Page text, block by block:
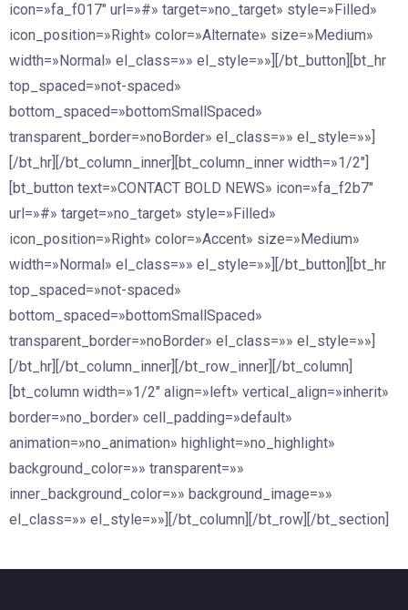
icon=»fa_f017″ url=»#» target=»no_target» style=»Filled»
icon_position=»Right» color=»Alternate» size=»Medium»
width=»Normal» el_class=»» el_style=»»][/bt_button][bt_hr
top_spaced=»not-spaced»
bottom_spaced=»bottomSmallSpaced»
transparent_border=»noBorder» el_class=»» el_style=»»]
[/bt_hr][/bt_column_inner][bt_column_inner width=»1/2″]
[bt_button text=»CONTACT BOLD NEWS» icon=»fa_f2b7″
url=»#» target=»no_target» style=»Filled»
icon_position=»Right» color=»Accent» size=»Medium»
width=»Normal» el_class=»» el_style=»»][/bt_button][bt_hr
top_spaced=»not-spaced»
bottom_spaced=»bottomSmallSpaced»
transparent_border=»noBorder» el_class=»» el_style=»»]
[/bt_hr][/bt_column_inner][/bt_row_inner][/bt_column]
[bt_column width=»1/2″ align=»left» vertical_align=»inherit»
border=»no_border» cell_padding=»default»
animation=»no_animation» highlight=»no_highlight»
background_color=»» transparent=»»
inner_background_color=»» background_image=»»
el_class=»» el_style=»»][/bt_column][/bt_row][/bt_section]